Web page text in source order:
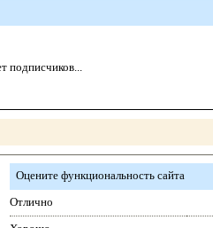
подписчиков...
Оцените функциональность сайта
Отлично